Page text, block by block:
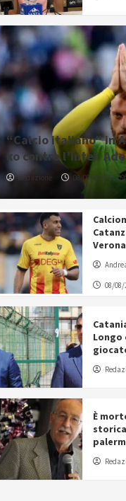
“Calcio italiano” in
ko contro l’Inter.
Redazione 08/08/2026 16:09
08/08/
Longo
È